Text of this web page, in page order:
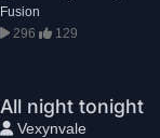
Fusion
296
129
All night tonight
Vexynvale